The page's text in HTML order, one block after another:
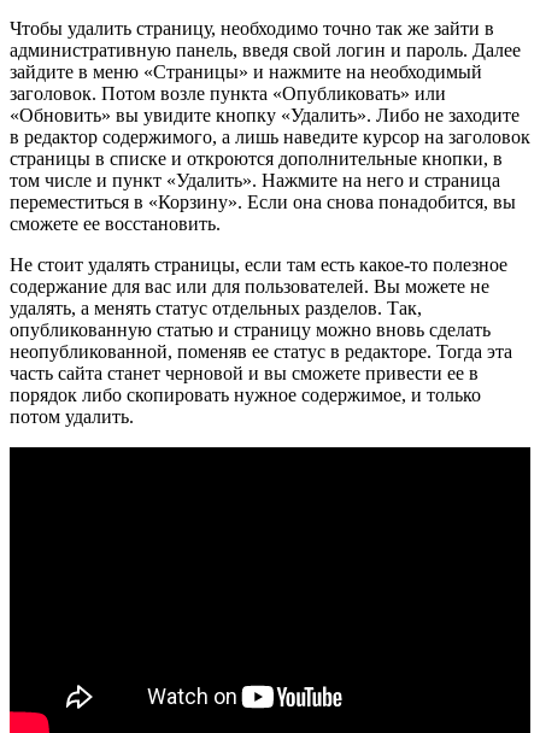
Чтобы удалить страницу, необходимо точно так же зайти в
административную панель, введя свой логин и пароль. Далее
зайдите в меню «Страницы» и нажмите на необходимый
заголовок. Потом возле пункта «Опубликовать» или
«Обновить» вы увидите кнопку «Удалить». Либо не заходите
в редактор содержимого, а лишь наведите курсор на заголовок
страницы в списке и откроются дополнительные кнопки, в
том числе и пункт «Удалить». Нажмите на него и страница
переместиться в «Корзину». Если она снова понадобится, вы
сможете ее восстановить.
Не стоит удалять страницы, если там есть какое-то полезное
содержание для вас или для пользователей. Вы можете не
удалять, а менять статус отдельных разделов. Так,
опубликованную статью и страницу можно вновь сделать
неопубликованной, поменяв ее статус в редакторе. Тогда эта
часть сайта станет черновой и вы сможете привести ее в
порядок либо скопировать нужное содержимое, и только
потом удалить.